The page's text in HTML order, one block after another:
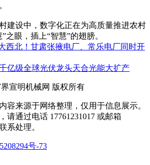
设中，数字化正在为高质量推进农村
之眼，插上“智慧”的翅膀。
西北！甘肃张掖电厂、常乐电厂同时开
亿级全球光伏龙头天合光能大扩产
宣明机械网 版权所有
容来源于网络整理，仅用于信息展示。
请通过电话 17761231017 或邮箱
系处理。
号-73